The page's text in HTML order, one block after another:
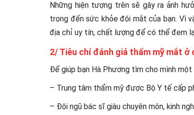
Những hiện tượng trên sẽ gây ra ảnh
trọng đến sức khỏe đôi mắt của bạn. Vì
địa chỉ uy tín, chất lượng để có thể đem
2/ Tiêu chí đánh giá thẩm mỹ mắt
Để giúp bạn Hà Phương tìm cho mình
– Trung tâm thẩm mỹ được Bộ Y tế cấp
– Đội ngũ bác sĩ giàu chuyên môn, kinh